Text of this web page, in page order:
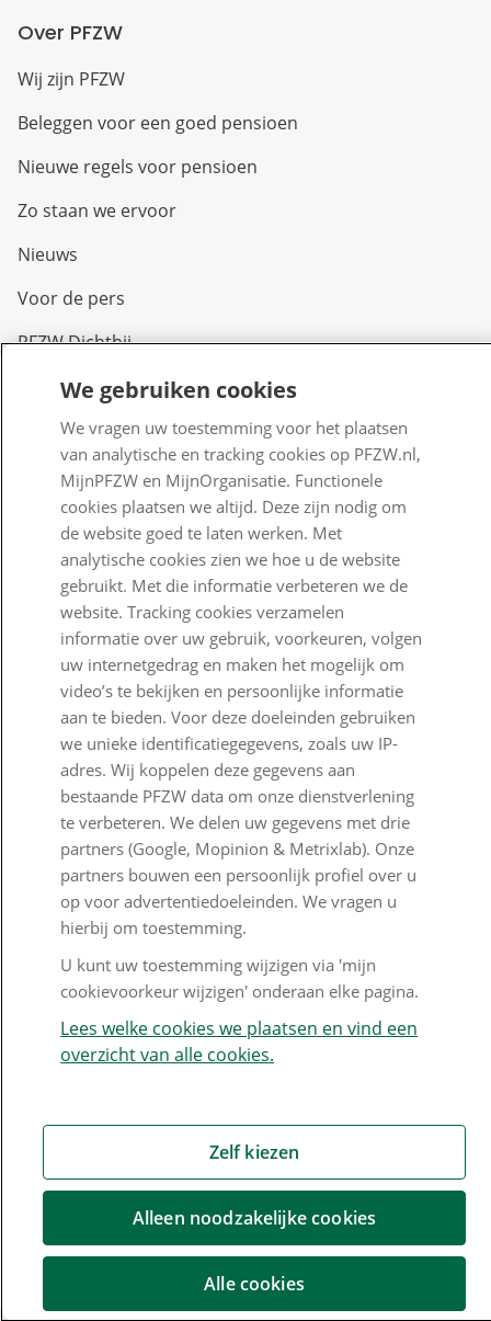
Over PFZW
Wij zijn PFZW
Beleggen voor een goed pensioen
Nieuwe regels voor pensioen
Zo staan we ervoor
Nieuws
Voor de pers
PFZW Dichtbij
Werken bij PFZW
Responsible disclosure
Digitale toegankelijkheid
Goed Bezig
Klantenservice
Contact
Veelgestelde vragen
Klachtenregeling
Nieuwsbrief
Digitale post
Formulieren
Disclaimer en copyright
Mijn cookievoorkeur wijzigen
We gebruiken cookies
We vragen uw toestemming voor het plaatsen
van analytische en tracking cookies op PFZW.nl,
MijnPFZW en MijnOrganisatie. Functionele
cookies plaatsen we altijd. Deze zijn nodig om
de website goed te laten werken. Met
analytische cookies zien we hoe u de website
gebruikt. Met die informatie verbeteren we de
website. Tracking cookies verzamelen
informatie over uw gebruik, voorkeuren, volgen
uw internetgedrag en maken het mogelijk om
video’s te bekijken en persoonlijke informatie
aan te bieden. Voor deze doeleinden gebruiken
we unieke identificatiegegevens, zoals uw IP-
adres. Wij koppelen deze gegevens aan
bestaande PFZW data om onze dienstverlening
te verbeteren. We delen uw gegevens met drie
partners (Google, Mopinion & Metrixlab). Onze
partners bouwen een persoonlijk profiel over u
op voor advertentiedoeleinden. We vragen u
hierbij om toestemming.
U kunt uw toestemming wijzigen via 'mijn
cookievoorkeur wijzigen' onderaan elke pagina.
Lees welke cookies we plaatsen en vind een
overzicht van alle cookies.
Zelf kiezen
Alleen noodzakelijke cookies
Alle cookies